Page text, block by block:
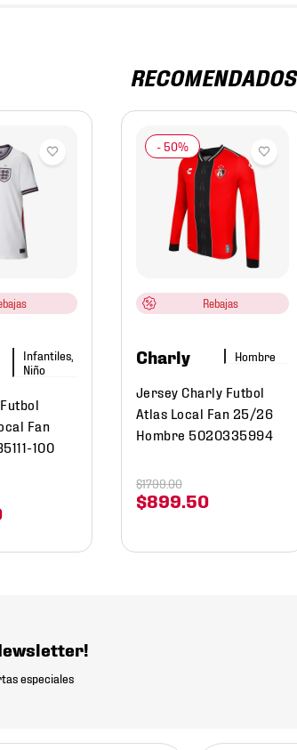
RECOMENDADOS
Infantiles,
Niño
Fan
100
Rebajas
Charly Hombre
Jersey Charly Futbol
Atlas Local Fan 25/26
Hombre 5020335994
$899.50
$1799.00
especiales